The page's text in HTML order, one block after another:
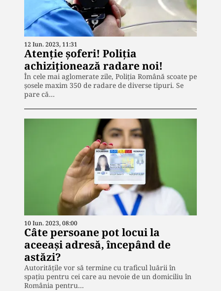
12 Iun. 2023, 11:31
Atenție șoferi! Poliția
achiziționează radare noi!
În cele mai aglomerate zile, Poliția Română scoate pe
șosele maxim 350 de radare de diverse tipuri. Se
pare că…
10 Iun. 2023, 08:00
Câte persoane pot locui la
aceeași adresă, începând de
astăzi?
Autoritățile vor să termine cu traficul luării în
spațiu pentru cei care au nevoie de un domiciliu în
România pentru…